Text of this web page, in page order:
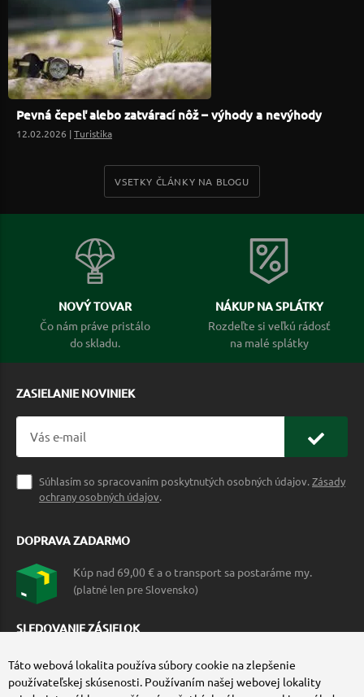
Pevná čepeľ alebo zatvárací nôž – výhody a nevýhody
12.02.2026 |Turistika
VSETKY ČLÁNKY NA BLOGU
NOVÝ TOVAR
Čo nám práve pristálo
do skladu.
NÁKUP NA SPLÁTKY
Rozdeľte si veľkú rádosť
na malé splátky
ZASIELANIE NOVINIEK
Súhlasím so spracovaním poskytnutých osobných údajov.Zásady
ochrany osobných údajov.
DOPRAVA ZADARMO
Kúp nad 69,00 € a o transport sa postaráme my.
(platné len pre Slovensko)
SLEDOVANIE ZÁSIELOK
Táto webová lokalita používa súbory cookie na zlepšenie
používateľskej skúsenosti. Používaním našej webovej lokality